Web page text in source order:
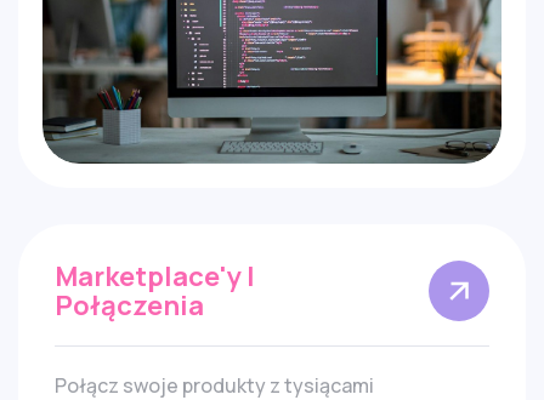
Marketplace'y I
Połączenia
Połącz swoje produkty z tysiącami